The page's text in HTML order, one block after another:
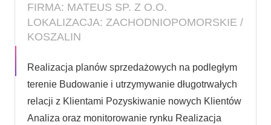
FIRMA: MATEUS SP. Z O.O.
LOKALIZACJA: ZACHODNIOPOMORSKIE /
KOSZALIN
Realizacja planów sprzedażowych na podległym
terenie Budowanie i utrzymywanie długotrwałych
relacji z Klientami Pozyskiwanie nowych Klientów
Analiza oraz monitorowanie rynku Realizacja